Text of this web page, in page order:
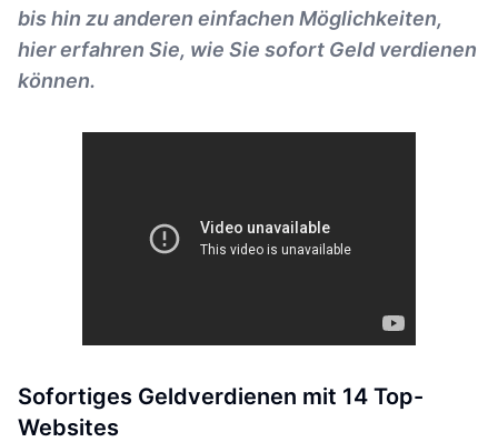
bis hin zu anderen einfachen Möglichkeiten,
hier erfahren Sie, wie Sie sofort Geld verdienen
können.
Sofortiges Geldverdienen mit 14 Top-
Websites